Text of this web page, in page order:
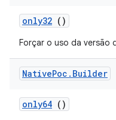
only32 ()
Forçar o uso da versão
NativePoc . Builder
only64 ()